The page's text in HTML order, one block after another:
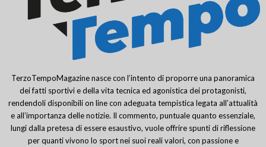
TerzoTempoMagazine nasce con l’intento di proporre una panoramica
dei fatti sportivi e della vita tecnica ed agonistica dei protagonisti,
rendendoli disponibili on line con adeguata tempistica legata all’attualità
e all’importanza delle notizie. Il commento, puntuale quanto essenziale,
lungi dalla pretesa di essere esaustivo, vuole offrire spunti di riflessione
per quanti vivono lo sport nei suoi reali valori, con passione e